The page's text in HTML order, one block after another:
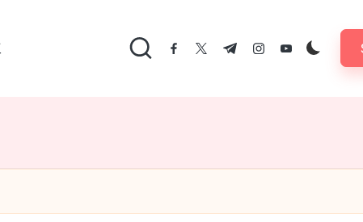
facebook.com
twitter.com
t.me instagram.com
youtube.com